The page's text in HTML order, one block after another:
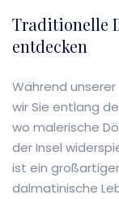
Traditionelle
entdecken
Während unserer
wir Sie entlang
wo malerische
der Insel
ist ein
dalmatinische